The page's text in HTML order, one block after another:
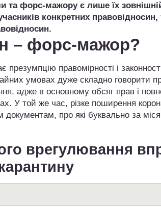
та форс-мажору є лише їх
конкретних правовідносин,
– форс-мажор?
правомірності і
умовах дуже складно говорити
адже в основному обсяг прав і
У той же час, різке поширення
про які буквально за
врегулювання